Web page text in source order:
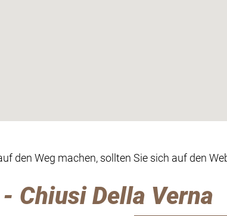
den Weg machen, sollten Sie sich auf den
Chiusi Della Verna